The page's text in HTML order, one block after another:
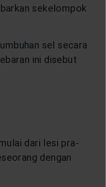
sekelompok
sel secara
ini disebut
dari lesi pra-
dengan